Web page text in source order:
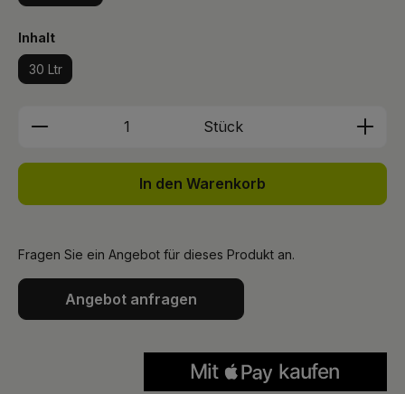
Inhaltauswählen
30 Ltr
Produkt Anzahl: Gib den
Stück
In den Warenkorb
Fragen Sie ein Angebot für dieses Produkt an.
Angebot anfragen